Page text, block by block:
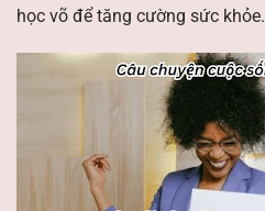
học võ để tăng cường sức khỏe.